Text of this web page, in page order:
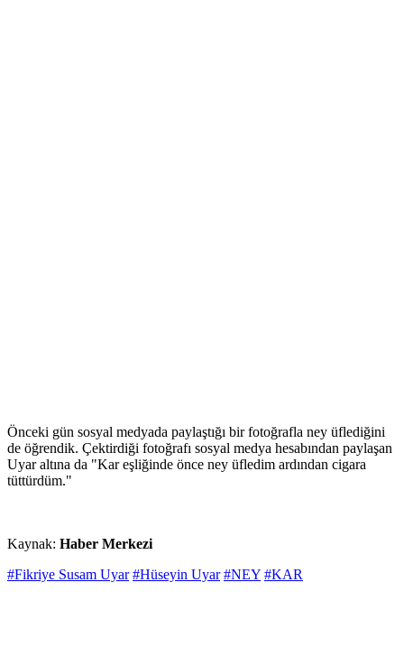
Önceki gün sosyal medyada paylaştığı bir fotoğrafla ney üflediğini
de öğrendik. Çektirdiği fotoğrafı sosyal medya hesabından paylaşan
Uyar altına da "Kar eşliğinde önce ney üfledim ardından cigara
tüttürdüm."
Kaynak: Haber Merkezi
#Fikriye Susam Uyar #Hüseyin Uyar #NEY #KAR